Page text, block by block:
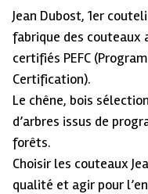
Jean Dubost, 1er
fabrique des couteaux
certifiés PEFC
Certification).
Le chêne, bois
d’arbres issus de
forêts.
Choisir les couteaux
qualité et agir pour